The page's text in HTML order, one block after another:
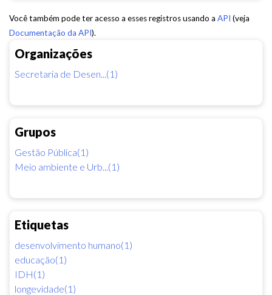
Organizações
Secretaria de Desen...(1)
Grupos
Gestão Pública(1)
Meio ambiente e Urb...(1)
Etiquetas
desenvolvimento humano(1)
educação(1)
IDH(1)
longevidade(1)
Você também pode ter acesso a esses registros usando a API (veja
Documentação da API).